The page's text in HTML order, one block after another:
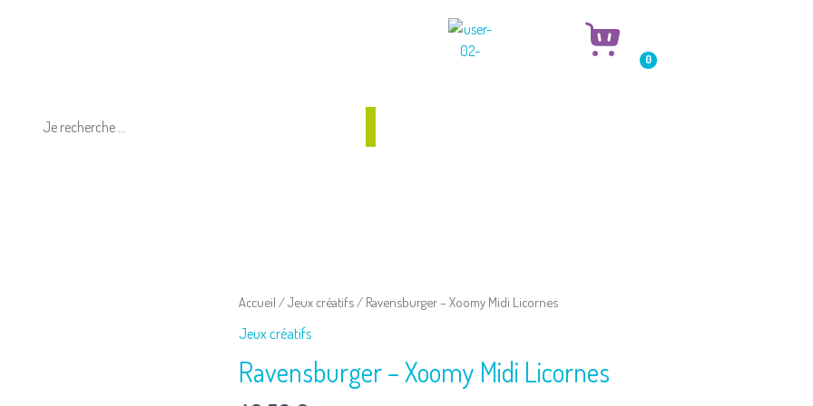
0
Accueil /Jeux créatifs / Ravensburger – Xoomy Midi Licornes
Jeux créatifs
Ravensburger – Xoomy Midi Licornes
quantité
Ravensburger
-
Xoomy